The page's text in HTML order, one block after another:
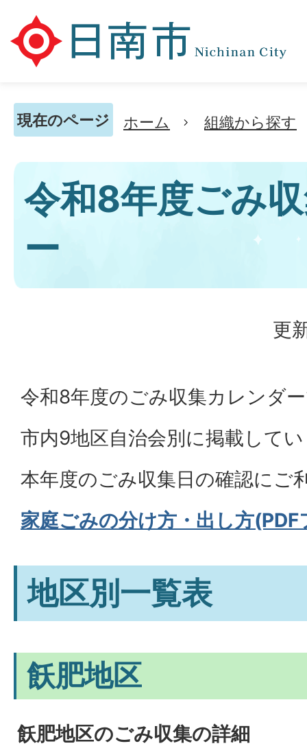
現在のページ ホーム 組織から探す
令和8年度ごみ
ー
更
令和8年度のごみ収集カレンダ
市内9地区自治会別に掲載して
本年度のごみ収集日の確認にご
家庭ごみの分け方・出し方
地区別一覧表
飫肥地区
飫肥地区のごみ収集の詳細